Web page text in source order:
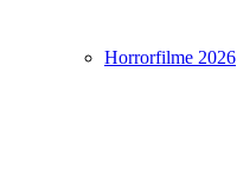
Horrorfilme 2026